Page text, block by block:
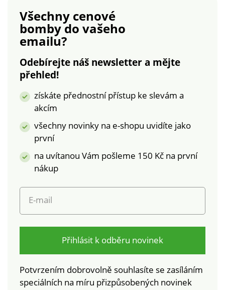
rukávů, spadlá
ramena. Horizontální
pruhy. Žebrovaný
lem. Lze prát v
pračce.
Všechny cenové
bombydo vašeho
emailu?
Odebírejte náš newsletter a mějte
přehled!
získáte přednostní přístup ke slevám a
akcím
všechny novinky na e-shopu uvidíte jako
první
na uvítanou Vám pošleme 150 Kč na první
nákup
E-mail
Přihlásit k odběru novinek
Potvrzením dobrovolně souhlasíte se zasíláním
speciálních na míru přizpůsobených novinek